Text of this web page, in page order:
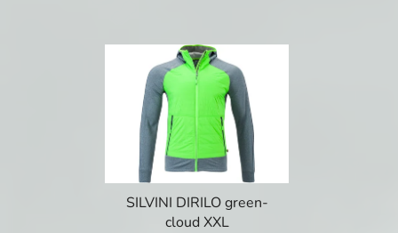
SILVINI DIRILO green-
cloud XXL